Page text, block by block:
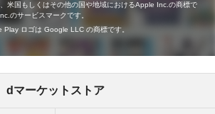
米国もしくはその他の国や地域におけるApple Inc.の商標で
のサービスマークです。
ロゴは Google LLC の商標です。
dマーケットストア